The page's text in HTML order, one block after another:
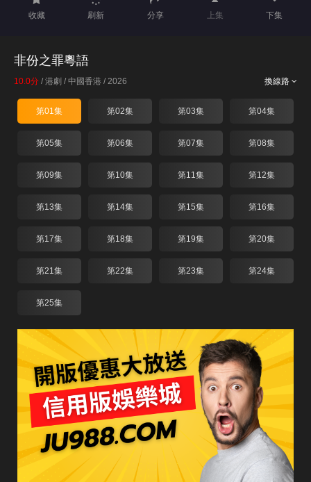
收藏 刷新 分享 上集 下集
非份之罪粵語
換線路
10.0分 / 港劇 / 中國香港 / 2026
第01集 第02集 第03集 第04集
第05集 第06集 第07集 第08集
第09集 第10集 第11集 第12集
第13集 第14集 第15集 第16集
第17集 第18集 第19集 第20集
第21集 第22集 第23集 第24集
第25集